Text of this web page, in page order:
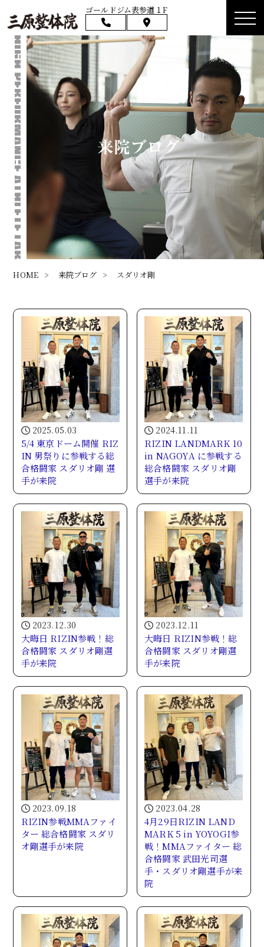
ゴールドジム表参道１F
来院ブログ
HOME > 来院ブログ > スダリオ剛
2025.05.03
5/4 東京ドーム開催 RIZ
IN 男祭りに参戦する総
合格闘家 スダリオ剛 選
手が来院
2024.11.11
RIZIN LANDMARK 10
in NAGOYA に参戦する
総合格闘家 スダリオ剛
選手が来院
2023.12.30
大晦日 RIZIN参戦！総
合格闘家 スダリオ剛選
手が来院
2023.12.11
大晦日 RIZIN参戦！総
合格闘家 スダリオ剛選
手が来院
2023.09.18
RIZIN参戦MMAファイ
ター 総合格闘家 スダリ
オ剛選手が来院
2023.04.28
4月29日RIZIN LAND
MARK 5 in YOYOGI参
戦！MMAファイター 総
合格闘家 武田光司選
手・スダリオ剛選手が来
院